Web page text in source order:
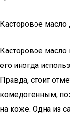
Касторовое масло
Касторовое масло
его иногда
Правда, стоит
комедогенным,
на коже. Одна из